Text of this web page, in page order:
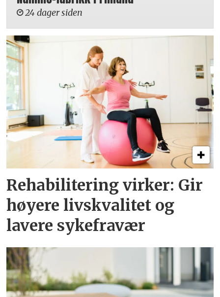
24 dager siden
Rehabilitering virker: Gir
høyere livskvalitet og
lavere sykefravær